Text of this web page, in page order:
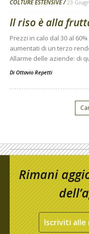
COLTURE ESTENSIVE 23
Il riso è alla
Prezzi in calo dal 30 al
aumentati di un terzo
Allarme delle aziende: di
Di Ottavio Repetti
Rimani
Iscriviti